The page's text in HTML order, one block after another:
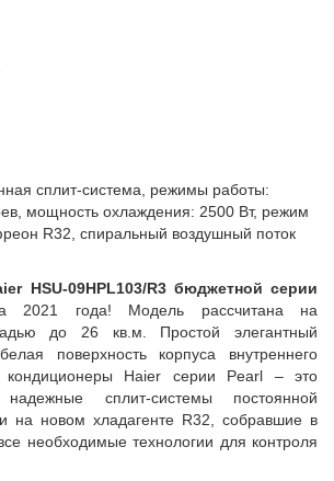
сплит-система, режимы работы:
мощность охлаждения: 2500 Вт, режим
R32, спиральный воздушный поток
HSU-09HPL103/R3 бюджетной серии
2021 года! Модель рассчитана на
до 26 кв.м. Простой элегантный
поверхность корпуса внутреннего
кондиционеры Haier серии Pearl – это
сплит-системы постоянной
на новом хладагенте R32, собравшие в
необходимые технологии для контроля